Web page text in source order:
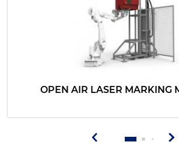
OPEN AIR LASER MARKING